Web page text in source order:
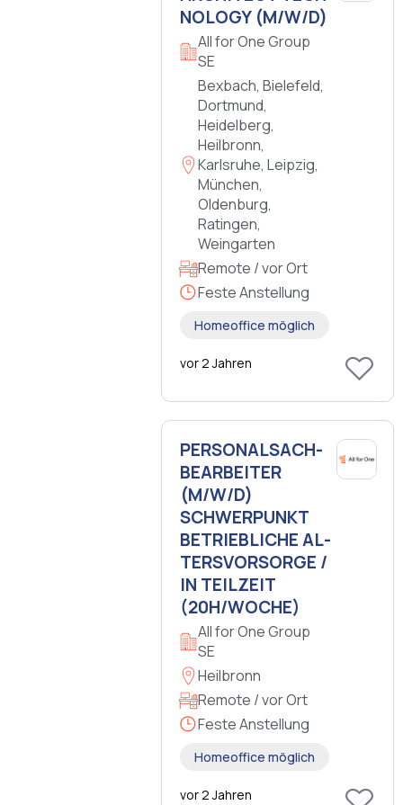
NO­LO­GY (M/W/D)
All for One Group
SE
Bexbach, Bielefeld,
Dortmund,
Heidelberg,
Heilbronn,
Karlsruhe, Leipzig,
München,
Oldenburg,
Ratingen,
Weingarten
Remote / vor Ort
Feste Anstellung
Homeoffice möglich
vor 2 Jahren
PER­SO­NALSACH­
BE­AR­BEI­TER
(M/W/D)
SCHWER­PUNKT
BE­TRIEB­LI­CHE AL­
TERS­VOR­SOR­GE /
IN TEIL­ZEIT
(20H/WOCHE)
All for One Group
SE
Heilbronn
Remote / vor Ort
Feste Anstellung
Homeoffice möglich
vor 2 Jahren